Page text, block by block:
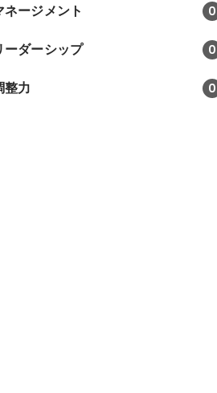
ネージメント 0
ーダーシップ 0
整力 0